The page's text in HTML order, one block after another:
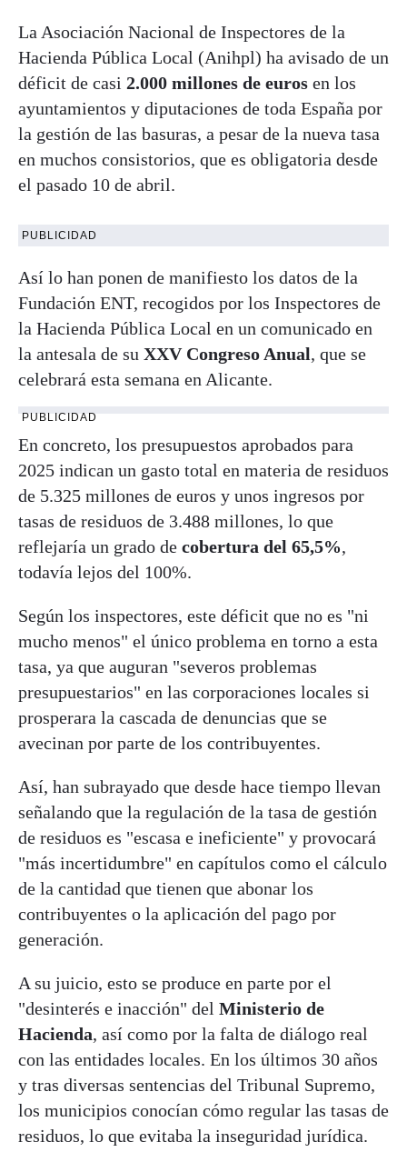
La Asociación Nacional de Inspectores de la
Hacienda Pública Local (Anihpl) ha avisado de un
déficit de casi 2.000 millones de euros en los
ayuntamientos y diputaciones de toda España por
la gestión de las basuras, a pesar de la nueva tasa
en muchos consistorios, que es obligatoria desde
el pasado 10 de abril.
PUBLICIDAD
Así lo han ponen de manifiesto los datos de la
Fundación ENT, recogidos por los Inspectores de
la Hacienda Pública Local en un comunicado en
la antesala de su XXV Congreso Anual, que se
celebrará esta semana en Alicante.
PUBLICIDAD
En concreto, los presupuestos aprobados para
2025 indican un gasto total en materia de residuos
de 5.325 millones de euros y unos ingresos por
tasas de residuos de 3.488 millones, lo que
reflejaría un grado de cobertura del 65,5%,
todavía lejos del 100%.
Según los inspectores, este déficit que no es "ni
mucho menos" el único problema en torno a esta
tasa, ya que auguran "severos problemas
presupuestarios" en las corporaciones locales si
prosperara la cascada de denuncias que se
avecinan por parte de los contribuyentes.
Así, han subrayado que desde hace tiempo llevan
señalando que la regulación de la tasa de gestión
de residuos es "escasa e ineficiente" y provocará
"más incertidumbre" en capítulos como el cálculo
de la cantidad que tienen que abonar los
contribuyentes o la aplicación del pago por
generación.
A su juicio, esto se produce en parte por el
"desinterés e inacción" del Ministerio de
Hacienda, así como por la falta de diálogo real
con las entidades locales. En los últimos 30 años
y tras diversas sentencias del Tribunal Supremo,
los municipios conocían cómo regular las tasas de
residuos, lo que evitaba la inseguridad jurídica.